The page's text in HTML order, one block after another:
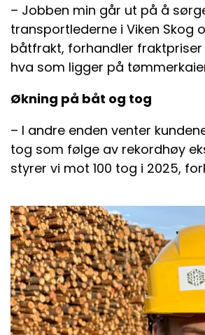
– Jobben min går ut på å
transportlederne i Viken Skog
båtfrakt, forhandler
hva som ligger på
Økning på båt og tog
– I andre enden venter
tog som følge av rekordhøy
styrer vi mot 100 tog i 2025,